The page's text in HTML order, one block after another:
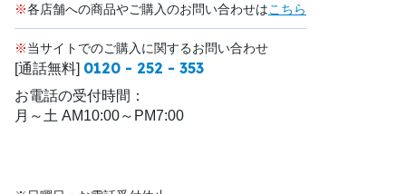
※各店舗への商品やご購入のお問い合わせはこちら
※当サイトでのご購入に関するお問い合わせ
[通話無料] 0120 - 252 - 353
お電話の受付時間：
月～土 AM10:00～PM7:00